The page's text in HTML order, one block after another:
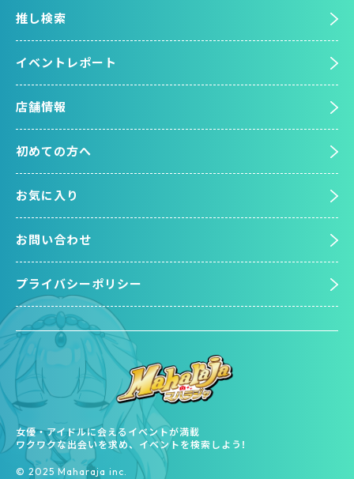
女優・アイドルに会えるイベントが満載
ワクワクな出会いを求め、イベントを検索しよう!
©︎ 2025 Maharaja inc.
推し検索
イベントレポート
店舗情報
初めての方へ
お気に入り
お問い合わせ
プライバシーポリシー